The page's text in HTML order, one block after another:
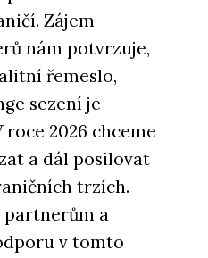
Zájem
nám potvrzuje,
řemeslo,
sezení je
2026 chceme
a dál posilovat
trzích.
partnerům a
v tomto